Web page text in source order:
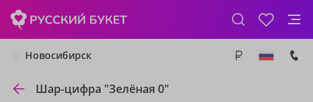
Новосибирск
Шар-цифра "Зелёная 0"